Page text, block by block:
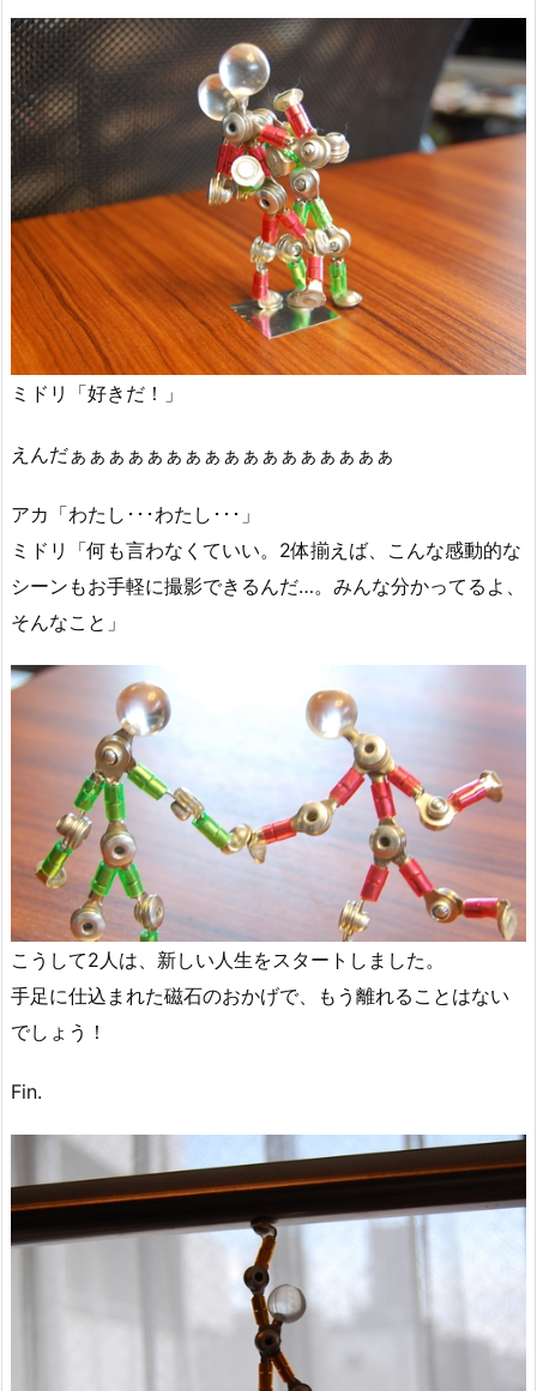
ミドリ「好きだ！」
えんだぁぁぁぁぁぁぁぁぁぁぁぁぁぁぁぁぁ
アカ「わたし･･･わたし･･･」
ミドリ「何も言わなくていい。2体揃えば、こんな感動的な
シーンもお手軽に撮影できるんだ…。みんな分かってるよ、
そんなこと」
こうして2人は、新しい人生をスタートしました。
手足に仕込まれた磁石のおかげで、もう離れることはない
でしょう！
Fin.